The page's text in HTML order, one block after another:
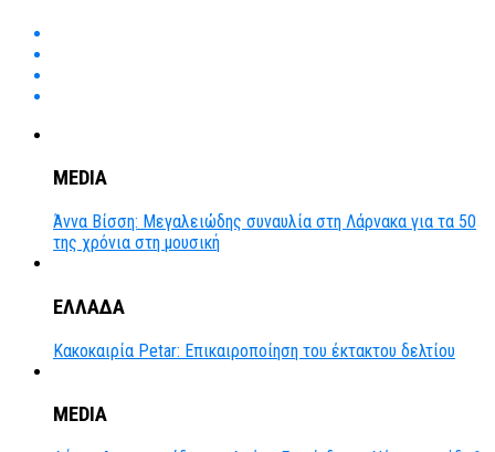
MEDIA
Άννα Βίσση: Μεγαλειώδης συναυλία στη Λάρνακα για τα 50
της χρόνια στη μουσική
ΕΛΛΑΔΑ
Κακοκαιρία Petar: Επικαιροποίηση του έκτακτου δελτίου
MEDIA